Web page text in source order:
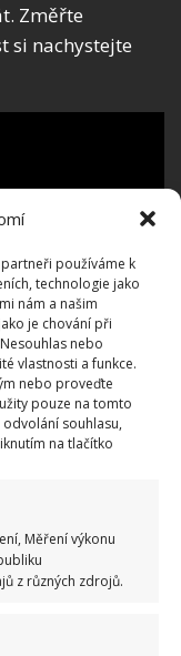
používáme k
technologie jako
nám a našim
je chování při
nebo
vlastnosti a funkce.
nebo proveďte
pouze na tomto
souhlasu,
na tlačítko
Měření výkonu
z různých zdrojů.
Změřte
si nachystejte
do země
hranoly v šířce